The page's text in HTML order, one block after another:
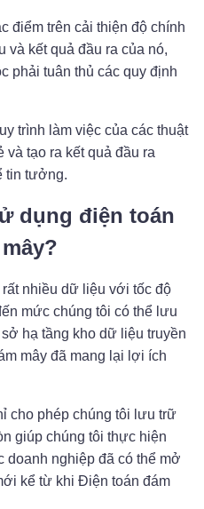
điểm trên cải thiện độ chính
và kết quả đầu ra của nó,
phải tuân thủ các quy định
trình làm việc của các thuật
và tạo ra kết quả đầu ra
tin tưởng.
dụng điện toán
nhiều dữ liệu với tốc độ
mức chúng tôi có thể lưu
hạ tầng kho dữ liệu truyền
mây đã mang lại lợi ích
cho phép chúng tôi lưu trữ
giúp chúng tôi thực hiện
doanh nghiệp đã có thể mở
kể từ khi Điện toán đám